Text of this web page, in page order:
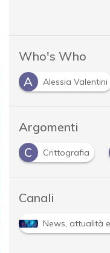
Who's Who
A
Alessia Valentini
Argomenti
C Crittografia
Canali
News, attualità